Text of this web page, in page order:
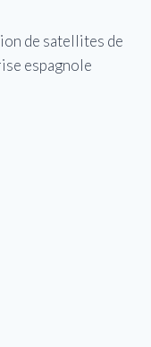
de satellites de
espagnole